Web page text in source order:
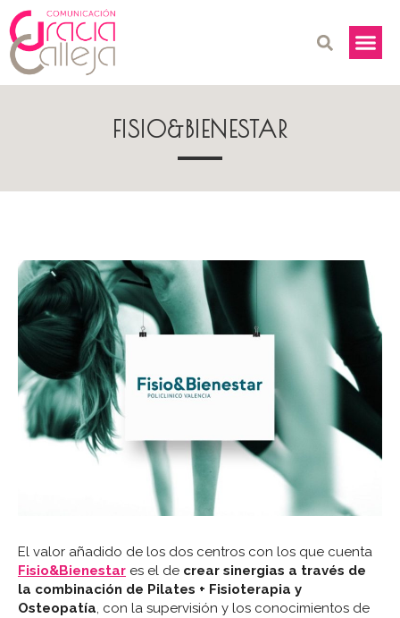
FISIO&BIENESTAR
El valor añadido de los dos centros con los que cuenta
Fisio&Bienestar es el de crear sinergias a través de
la combinación de Pilates + Fisioterapia y
Osteopatía, con la supervisión y los conocimientos de